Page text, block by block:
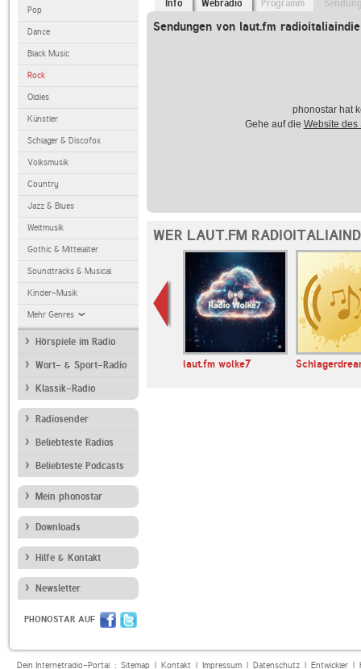
Pop
Dance
Black Music
Rock
Oldies
Künstler
Schlager & Discofox
Volksmusik
Country
Jazz & Blues
Weltmusik
Gothic & Mittelalter
Soundtracks & Musical
Kinder-Musik
Mehr Genres
Hörspiele im Radio
Wort- & Sport-Radio
Klassik-Radio
Radiosender
Beliebteste Radios
Beliebteste Podcasts
Mein phonostar
Downloads
Hilfe & Kontakt
Newsletter
PHONOSTAR AUF
Info Webradio Programm
Sendungen von laut.fm radioitaliaindie
phonostar hat
Gehe auf die Website des
WER LAUT.FM
laut.fm wolke7
Dein Internetradio-Portal : Sitemap| Kontakt| Impressum| Datenschutz| Entwickler|